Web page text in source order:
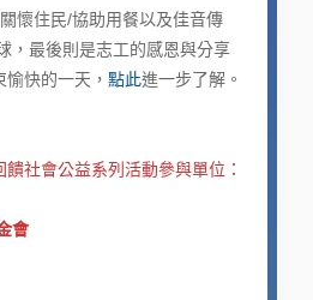
懷住民/協助用餐以及佳音傳
，最後則是志工的感恩與分享
快的一天， 點此進一步了解。
社會公益系列活動參與單位：
會